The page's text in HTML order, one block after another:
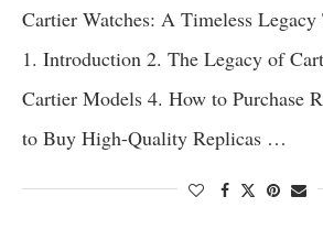
Cartier Watches: A Timeless
1. Introduction 2. The Legacy of
Cartier Models 4. How to Purchase
to Buy High-Quality Replicas …